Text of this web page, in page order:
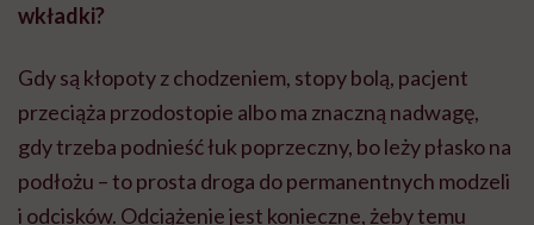
wkładki?
Gdy są kłopoty z chodzeniem, stopy bolą, pacjent
przeciąża przodostopie albo ma znaczną nadwagę,
gdy trzeba podnieść łuk poprzeczny, bo leży płasko na
podłożu – to prosta droga do permanentnych modzeli
i odcisków. Odciążenie jest konieczne, żeby temu